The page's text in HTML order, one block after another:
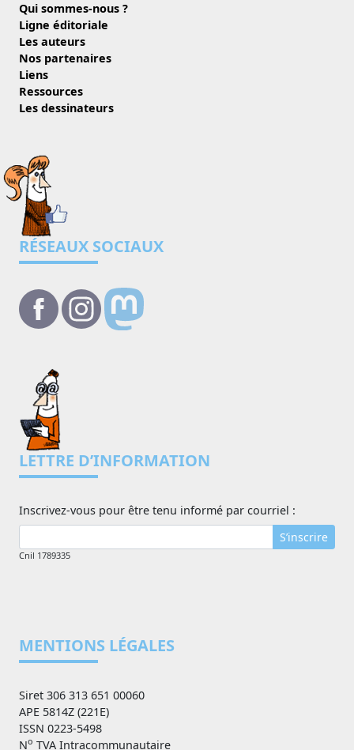
Qui sommes-nous ?
Ligne éditoriale
Les auteurs
Nos partenaires
Liens
Ressources
Les dessinateurs
RÉSEAUX SOCIAUX
LETTRE D’INFORMATION
Inscrivez-vous pour être tenu informé par courriel :
S’inscrire
Cnil 1789335
MENTIONS LÉGALES
Siret 306 313 651 00060
APE 5814Z (221E)
ISSN 0223-5498
No TVA Intracommunautaire